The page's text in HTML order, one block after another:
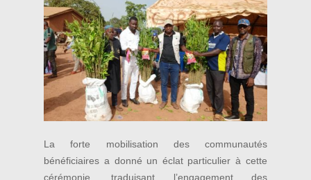
La forte mobilisation des communautés
bénéficiaires a donné un éclat particulier à cette
cérémonie, traduisant l’engagement des